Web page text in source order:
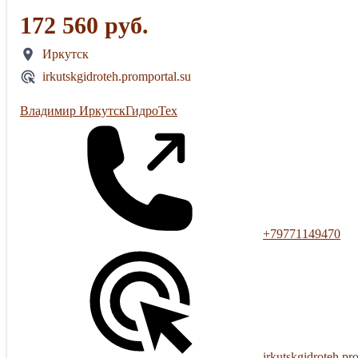
172 560 руб.
Иркутск
irkutskgidroteh.promportal.su
Владимир ИркутскГидроТех
+79771149470